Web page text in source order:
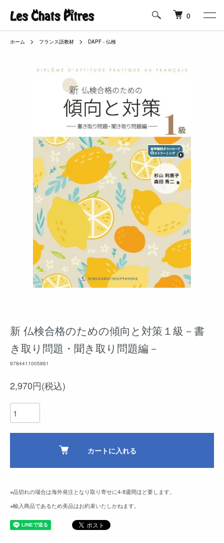
0
ホーム フランス語教材 DAPF - 仏検
新 仏検合格のための傾向と対策１級－書
き取り問題・聞き取り問題編－
9784411005861
2,970円(税込)
カートに入れる
※品切れの場合は海外発注となり取り寄せに4-8週間ほど要します。
※輸入商品であるため美品はお約束いたしかねます。